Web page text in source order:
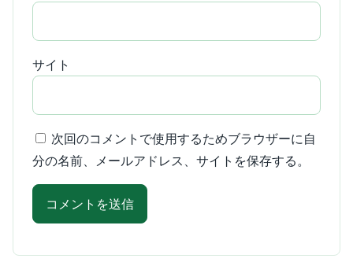
サイト
次回のコメントで使用するためブラウザーに自
分の名前、メールアドレス、サイトを保存する。